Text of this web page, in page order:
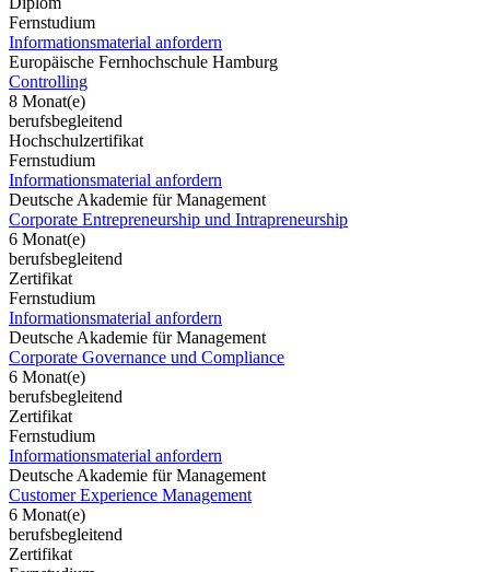
Fernstudium
Informationsmaterial anfordern
Europäische Fernhochschule Hamburg
Controlling
8 Monat(e)
berufsbegleitend
Hochschulzertifikat
Fernstudium
Informationsmaterial anfordern
Deutsche Akademie für Management
Corporate Entrepreneurship und Intrapreneurship
6 Monat(e)
berufsbegleitend
Zertifikat
Fernstudium
Informationsmaterial anfordern
Deutsche Akademie für Management
Corporate Governance und Compliance
6 Monat(e)
berufsbegleitend
Zertifikat
Fernstudium
Informationsmaterial anfordern
Deutsche Akademie für Management
Customer Experience Management
6 Monat(e)
berufsbegleitend
Zertifikat